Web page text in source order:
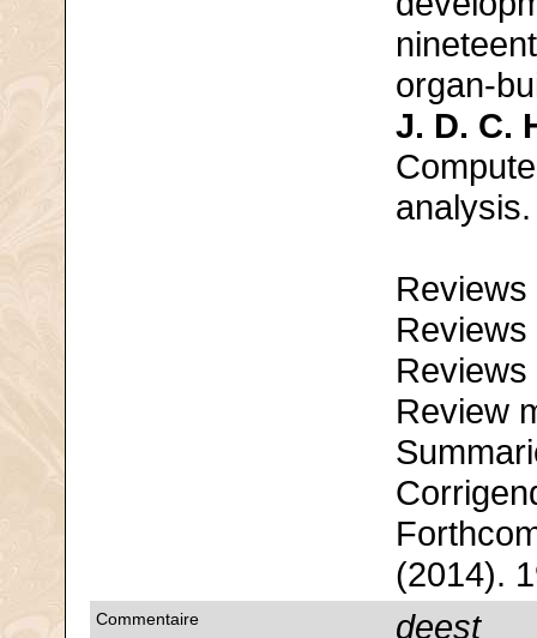
organ-
J. D. C.
Review
(2014).
Commentaire deest